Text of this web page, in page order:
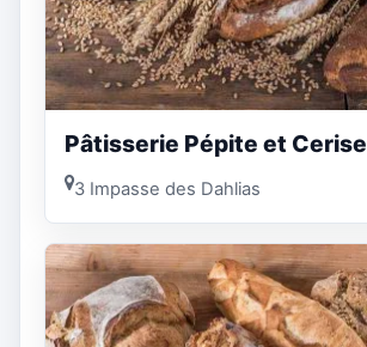
Pâtisserie Pépite et Cerise
3 Impasse des Dahlias